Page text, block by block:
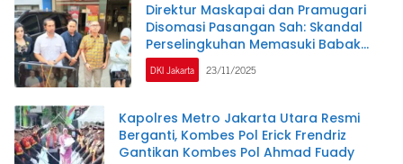
Direktur Maskapai dan Pramugari
Disomasi Pasangan Sah: Skandal
Perselingkuhan Memasuki Babak
Hukum Baru
DKI Jakarta 23/11/2025
Kapolres Metro Jakarta Utara Resmi
Berganti, Kombes Pol Erick Frendriz
Gantikan Kombes Pol Ahmad Fuady